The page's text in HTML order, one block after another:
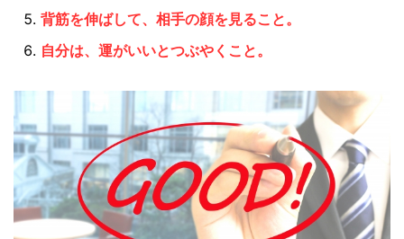
背筋を伸ばして、相手の顔を見ること。
自分は、運がいいとつぶやくこと。